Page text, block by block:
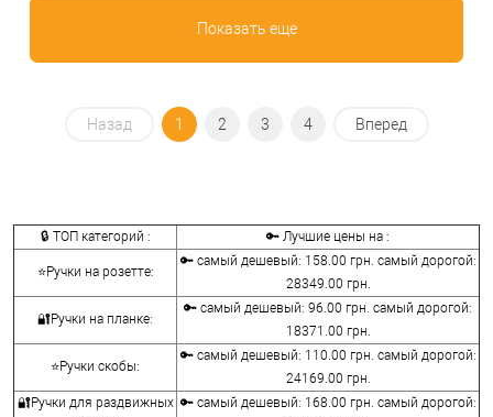
Показать еще
Назад 1 2 3 4 Вперед
🔒 ТОП категорий : 🔑 Лучшие цены на :
⭐Ручки на розетте:
🔑 самый дешевый: 158.00 грн. самый дорогой:
28349.00 грн.
🔐Ручки на планке:
🔑 самый дешевый: 96.00 грн. самый дорогой:
18371.00 грн.
⭐Ручки скобы:
🔑 самый дешевый: 110.00 грн. самый дорогой:
24169.00 грн.
🔐Ручки для раздвижных 🔑 самый дешевый: 168.00 грн. самый дорогой: